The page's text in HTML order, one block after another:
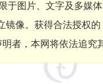
于图片、文字及多媒
像。获得合法授权
者，本网将依法追究